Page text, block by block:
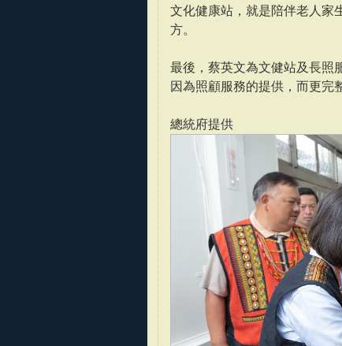
文化健康站，就是陪伴老人家
方。
最後，蔡英文為文健站及長照
因為照顧服務的提供，而更完
總統府提供